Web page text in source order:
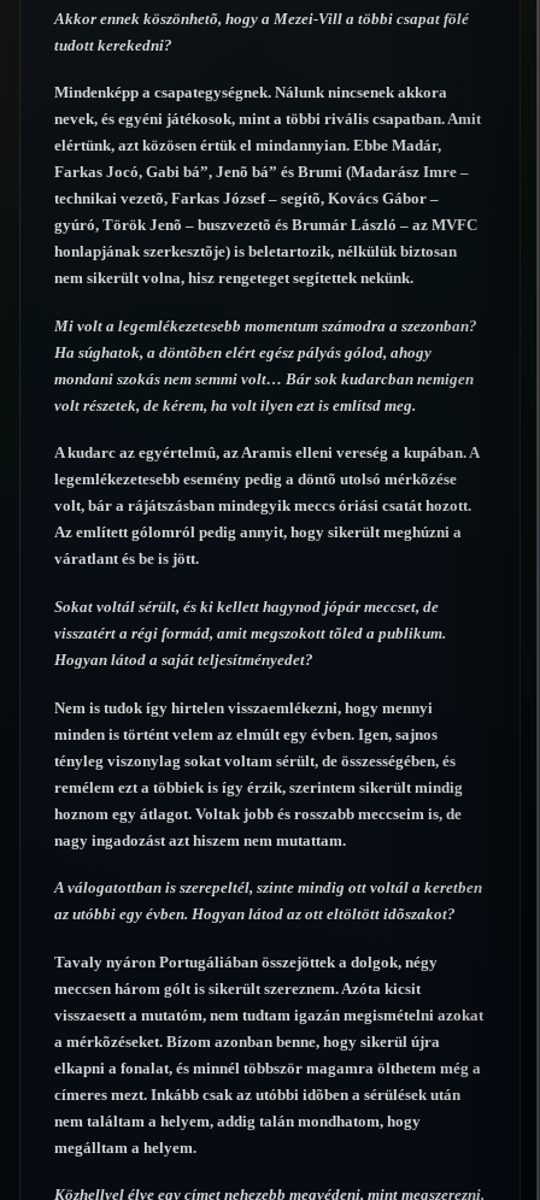
Akkor ennek köszönhetõ, hogy a Mezei-Vill a többi csapat fölé
tudott kerekedni?
Mindenképp a csapategységnek. Nálunk nincsenek akkora
nevek, és egyéni játékosok, mint a többi rivális csapatban. Amit
elértünk, azt közösen értük el mindannyian. Ebbe Madár,
Farkas Jocó, Gabi bá”, Jenõ bá” és Brumi (Madarász Imre –
technikai vezetõ, Farkas József – segítõ, Kovács Gábor –
gyúró, Török Jenõ – buszvezetõ és Brumár László – az MVFC
honlapjának szerkesztõje) is beletartozik, nélkülük biztosan
nem sikerült volna, hisz rengeteget segítettek nekünk.
Mi volt a legemlékezetesebb momentum számodra a szezonban?
Ha súghatok, a döntõben elért egész pályás gólod, ahogy
mondani szokás nem semmi volt… Bár sok kudarcban nemigen
volt részetek, de kérem, ha volt ilyen ezt is említsd meg.
A kudarc az egyértelmû, az Aramis elleni vereség a kupában. A
legemlékezetesebb esemény pedig a döntõ utolsó mérkõzése
volt, bár a rájátszásban mindegyik meccs óriási csatát hozott.
Az említett gólomról pedig annyit, hogy sikerült meghúzni a
váratlant és be is jött.
Sokat voltál sérült, és ki kellett hagynod jópár meccset, de
visszatért a régi formád, amit megszokott tõled a publikum.
Hogyan látod a saját teljesítményedet?
Nem is tudok így hirtelen visszaemlékezni, hogy mennyi
minden is történt velem az elmúlt egy évben. Igen, sajnos
tényleg viszonylag sokat voltam sérült, de összességében, és
remélem ezt a többiek is így érzik, szerintem sikerült mindig
hoznom egy átlagot. Voltak jobb és rosszabb meccseim is, de
nagy ingadozást azt hiszem nem mutattam.
A válogatottban is szerepeltél, szinte mindig ott voltál a keretben
az utóbbi egy évben. Hogyan látod az ott eltöltött idõszakot?
Tavaly nyáron Portugáliában összejöttek a dolgok, négy
meccsen három gólt is sikerült szereznem. Azóta kicsit
visszaesett a mutatóm, nem tudtam igazán megismételni azokat
a mérkõzéseket. Bízom azonban benne, hogy sikerül újra
elkapni a fonalat, és minnél többször magamra ölthetem még a
címeres mezt. Inkább csak az utóbbi idõben a sérülések után
nem találtam a helyem, addig talán mondhatom, hogy
megálltam a helyem.
Közhellyel élve egy címet nehezebb megvédeni, mint megszerezni.